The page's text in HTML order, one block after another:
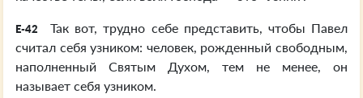
E-42
Так вот, трудно себе представить, чтобы Павел
считал себя узником: человек, рожденный свободным,
наполненный Святым Духом, тем не менее, он
называет себя узником.